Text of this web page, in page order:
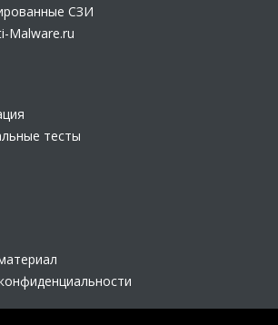
СЗИ
Malware.ru
тесты